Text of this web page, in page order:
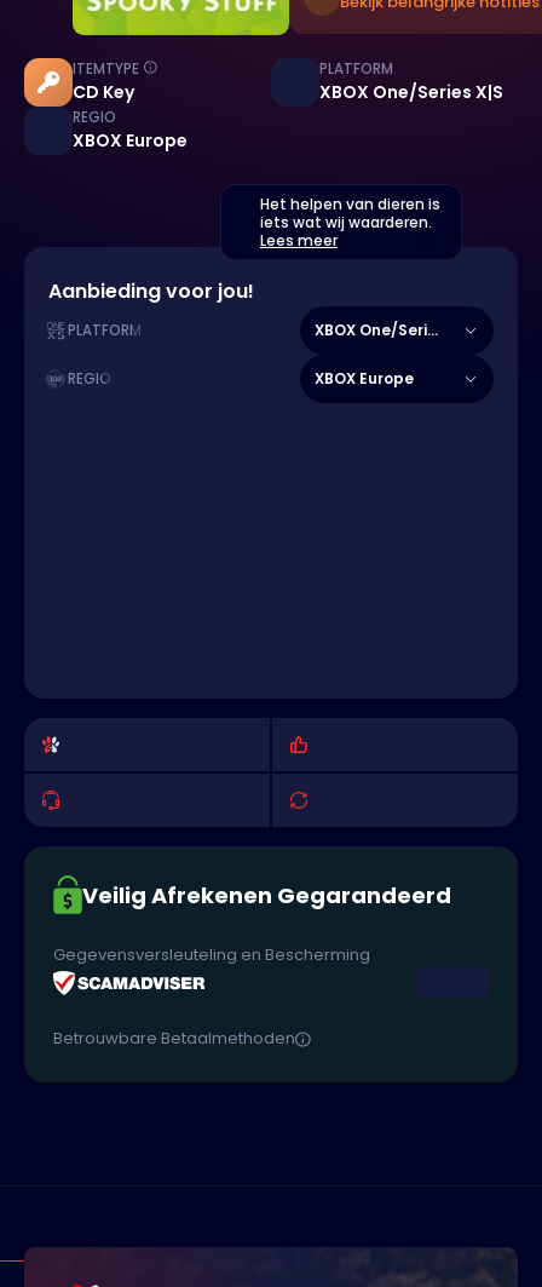
ITEMTYPE
CD Key
PLATFORM
XBOX One/Series X|S
REGIO
XBOX Europe
Het helpen van dieren is
iets wat wij waarderen.
Lees meer
Aanbieding voor jou!
PLATFORM XBOX One/Series X|S
REGIO XBOX Europe
Veilig Afrekenen Gegarandeerd
Gegevensversleuteling en Bescherming
Betrouwbare Betaalmethoden